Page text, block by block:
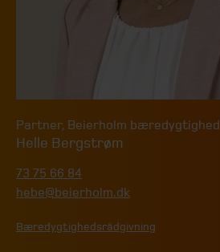
Partner, Beierholm bæredygtighed
Helle Bergstrøm
73 75 66 84
hebe@beierholm.dk
Bæredygtighedsrådgivning